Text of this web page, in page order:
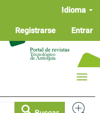
Idioma
Registrarse Entrar
Toggle